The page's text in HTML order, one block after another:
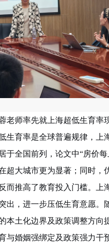
师率先就上海超低生育率
生育率是全球普遍规律，上
于全国前列，论文中“房价
超大城市更为显著；同时，
而推高了教育投入门槛。上
出，进一步压低生育意愿。
本土化边界及政策调整方向
与婚姻强绑定及政策强力干